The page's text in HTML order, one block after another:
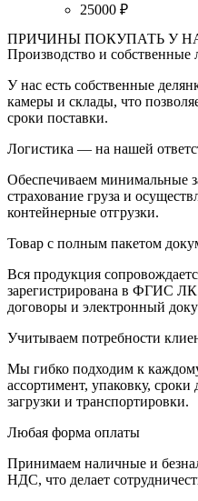
25000 ₽
ПРИЧИНЫ ПОКУПАТЬ У
Производство и собственные
У нас есть собственные
камеры и склады, что
сроки поставки.
Логистика — на нашей
Обеспечиваем минимальные
страхование груза и
контейнерные отгрузки.
Товар с полным пакетом
Вся продукция
зарегистрирована в ФГИС ЛК.
договоры и электронный
Учитываем потребности
Мы гибко подходим к
ассортимент, упаковку,
загрузки и транспортировки.
Любая форма оплаты
Принимаем наличные и
НДС, что делает